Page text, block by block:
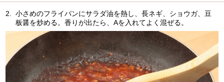
2.
小さめのフライパンにサラダ油を熱し、長ネギ、ショウガ、豆
板醤を炒める。香りが出たら、Aを入れてよく混ぜる。